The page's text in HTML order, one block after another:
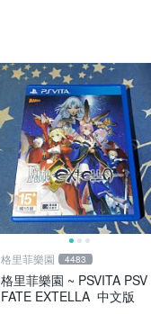
格里菲樂園 4483
格里菲樂園 ~ PSVITA PSV
FATE EXTELLA 中文版